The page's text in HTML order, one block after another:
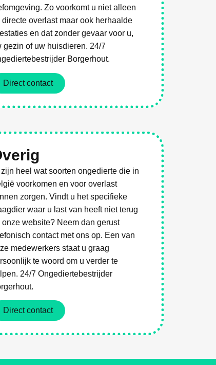
Zo voorkomt u niet alleen
directe overlast maar ook herhaalde
en dat zonder gevaar voor u,
gezin of uw huisdieren. 24/7
Borgerhout.
Direct contact
zijn heel wat soorten ongedierte die in
voorkomen en voor overlast
zorgen. Vindt u het specifieke
waar u last van heeft niet terug
onze website? Neem dan gerust
contact met ons op. Een van
medewerkers staat u graag
te woord om u verder te
24/7 Ongediertebestrijder
Direct contact